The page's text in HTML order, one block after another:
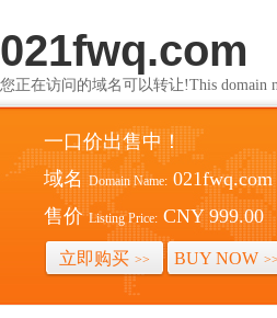
021fwq.com
您正在访问的域名可以转让!This domain
一口价出售中！
域名 Domain Name: 021fwq.com
售价 Listing Price: CNY 999.00
立即购买 >> BUY NOW >>